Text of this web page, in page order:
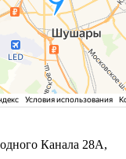
Канала 28А,